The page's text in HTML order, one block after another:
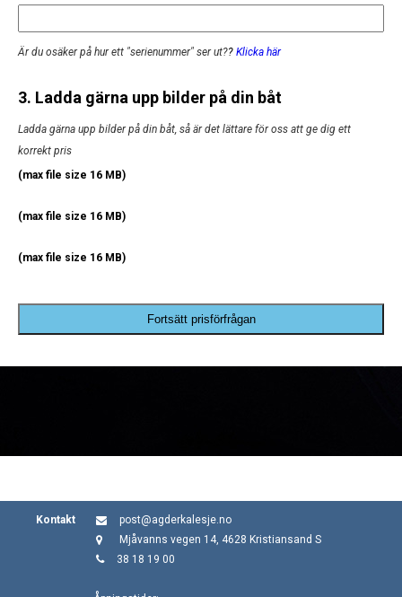
Är du osäker på hur ett "serienummer" ser ut?? Klicka här
3. Ladda gärna upp bilder på din båt
Ladda gärna upp bilder på din båt, så är det lättare för oss att ge dig ett
korrekt pris
(max file size 16 MB)
(max file size 16 MB)
(max file size 16 MB)
Fortsätt prisförfrågan
Kontakt
post@agderkalesje.no
Mjåvanns vegen 14, 4628 Kristiansand S
38 18 19 00